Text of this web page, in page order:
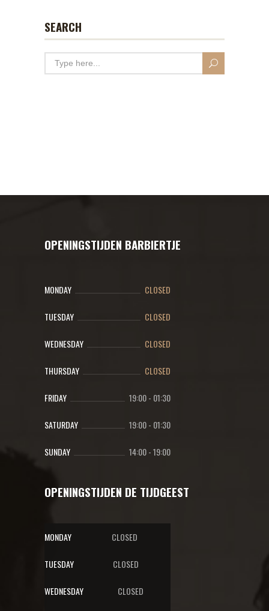
SEARCH
OPENINGSTIJDEN BARBIERTJE
MONDAY CLOSED
TUESDAY CLOSED
WEDNESDAY CLOSED
THURSDAY CLOSED
FRIDAY 19:00- 01:30
SATURDAY 19:00- 01:30
SUNDAY 14:00-19:00
OPENINGSTIJDEN DE TIJDGEEST
MONDAY CLOSED
TUESDAY CLOSED
WEDNESDAY CLOSED